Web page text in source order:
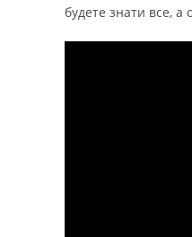
будете знати все,